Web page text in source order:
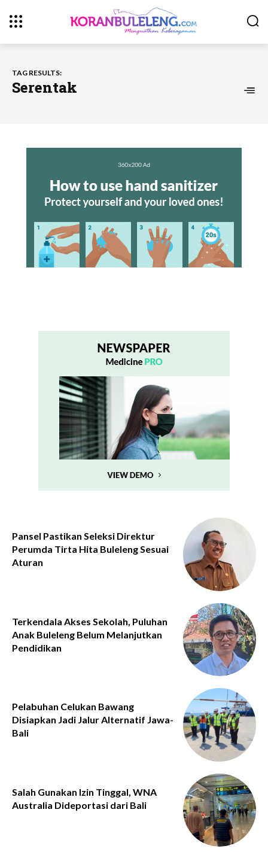
TAG RESULTS:
Serentak
Pansel Pastikan Seleksi Direktur
Perumda Tirta Hita Buleleng Sesuai
Aturan
Terkendala Akses Sekolah, Puluhan
Anak Buleleng Belum Melanjutkan
Pendidikan
Pelabuhan Celukan Bawang
Disiapkan Jadi Jalur Alternatif Jawa-
Bali
Salah Gunakan Izin Tinggal, WNA
Australia Dideportasi dari Bali